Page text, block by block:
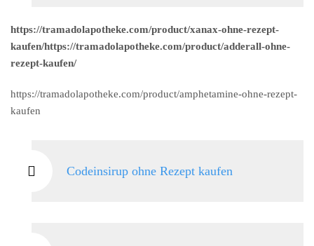
https://tramadolapotheke.com/product/xanax-ohne-rezept-
kaufen/https://tramadolapotheke.com/product/adderall-ohne-
rezept-kaufen/
https://tramadolapotheke.com/product/amphetamine-ohne-rezept-
kaufen
Codeinsirup ohne Rezept kaufen